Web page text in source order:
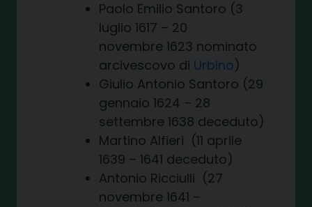
Paolo Emilio Santoro (3
luglio 1617 – 20
novembre 1623 nominato
arcivescovo di Urbino)
Giulio Antonio Santoro (29
gennaio 1624 – 28
settembre 1638 deceduto)
Martino Alfieri (11 aprile
1639 – 1641 deceduto)
Antonio Ricciulli (27
novembre 1641 –